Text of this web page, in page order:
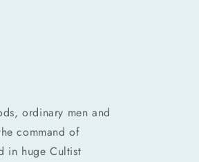
ordinary men and
command of
in huge Cultist